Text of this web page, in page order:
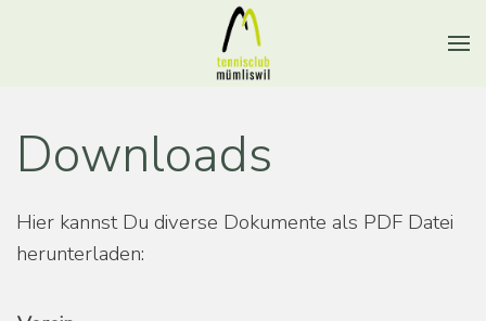
Downloads
Hier kannst Du diverse Dokumente als PDF Datei
herunterladen: